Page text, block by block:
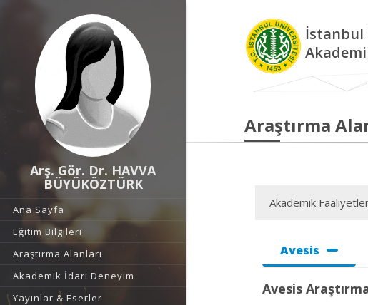
Arş. Gör. Dr. HAVVA
BÜYÜKÖZTÜRK
Ana Sayfa
Eğitim Bilgileri
Araştırma Alanları
Akademik İdari Deneyim
Yayınlar & Eserler
İstanbul
Araştırma
Akademik
Avesis
Avesis